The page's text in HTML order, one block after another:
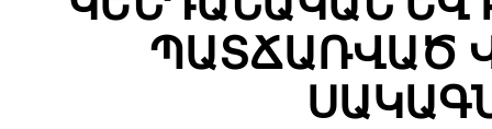
ՊԱՏՃԱՌՎԱԾ